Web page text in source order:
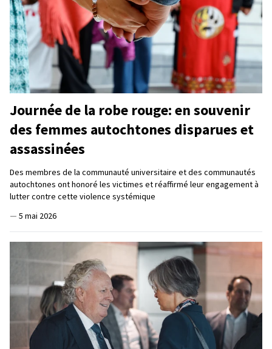
Journée de la robe rouge: en souvenir
des femmes autochtones disparues et
assassinées
Des membres de la communauté universitaire et des communautés
autochtones ont honoré les victimes et réaffirmé leur engagement à
lutter contre cette violence systémique
— 5 mai 2026